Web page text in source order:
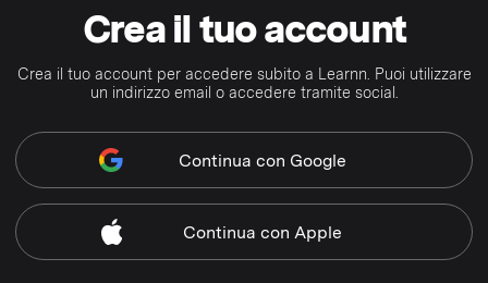
Crea il tuo account
Crea il tuo account per accedere subito a Learnn. Puoi utilizzare
un indirizzo email o accedere tramite social.
Continua con Google
Continua con Apple